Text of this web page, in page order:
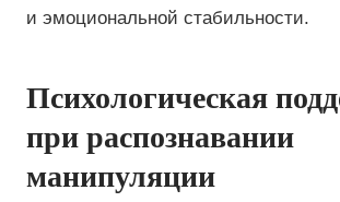
и эмоциональной стабильности.
Психологическая
при распознавании
манипуляции